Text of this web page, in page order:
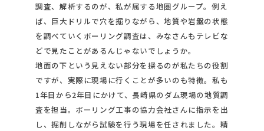
調査、解析するのが、私が属する地圏グループ。例え
ば、巨大ドリルで穴を掘りながら、地質や岩盤の状態
を調べていくボーリング調査は、みなさんもテレビな
どで見たことがあるんじゃないでしょうか。
地面の下という見えない部分を探るのが私たちの役割
ですが、実際に現場に行くことが多いのも特徴。私も
1年目から2年目にかけて、長崎県のダム現場の地質調
査を担当。ボーリング工事の協力会社さんに指示を出
し、掘削しながら試験を行う現場を任されました。精